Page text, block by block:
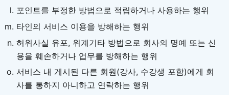
포인트를 부정한 방법으로 적립하거나 사용하는 행위
타인의 서비스 이용을 방해하는 행위
허위사실 유포, 위계기타 방법으로 회사의 명예 또는 신
용을 훼손하거나 업무를 방해하는 행위
서비스 내 게시된 다른 회원(강사, 수강생 포함)에게 회
사를 통하지 아니하고 연락하는 행위